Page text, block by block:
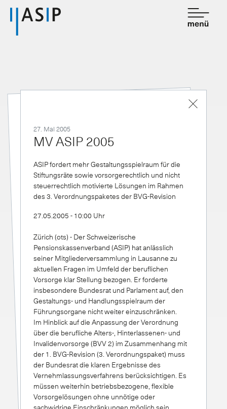
Verband
Mitgliedschaft
Newsroom
27. Mai 2005
MV ASIP 2005
ASIP fordert mehr Gestaltungsspielraum für die
Stiftungsräte sowie vorsorgerechtlich und nicht
steuerrechtlich motivierte Lösungen im Rahmen
des 3. Verordnungspaketes der BVG-Revision
27.05.2005 - 10:00 Uhr
Zürich (ots) - Der Schweizerische
Pensionskassenverband (ASIP) hat anlässlich
seiner Mitgliederversammlung in Lausanne zu
aktuellen Fragen im Umfeld der beruflichen
Vorsorge klar Stellung bezogen. Er forderte
insbesondere Bundesrat und Parlament auf, den
Gestaltungs- und Handlungsspielraum der
Führungsorgane nicht weiter einzuschränken.
Im Hinblick auf die Anpassung der Verordnung
über die berufliche Alters-, Hinterlassenen- und
Invalidenvorsorge (BVV 2) im Zusammenhang mit
der 1. BVG-Revision (3. Verordnungspaket) muss
der Bundesrat die klaren Ergebnisse des
Vernehmlassungsverfahrens berücksichtigen. Es
müssen weiterhin betriebsbezogene, flexible
Vorsorgelösungen ohne unnötige oder